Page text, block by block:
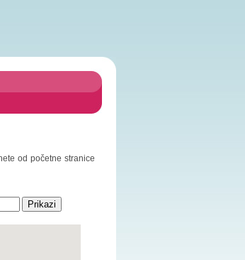
od početne stranice